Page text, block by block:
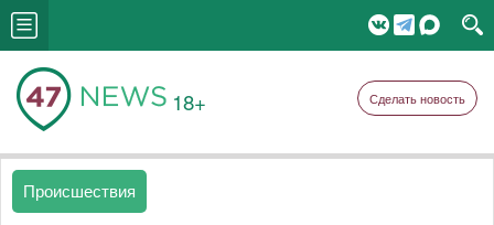
18+ Сделать новость
Происшествия